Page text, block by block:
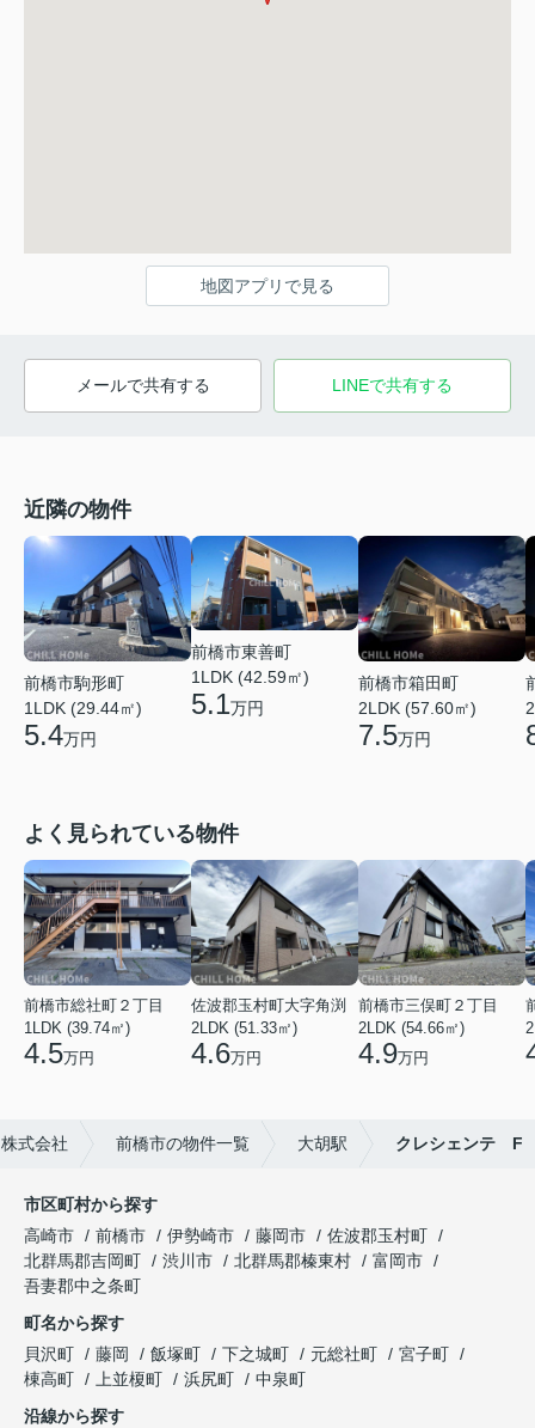
地図アプリで見る
メールで共有する LINEで共有する
近隣の物件
前橋市駒形町
1LDK (29.44㎡)
5.4万円
前橋市東善町
1LDK (42.59㎡)
5.1万円
前橋市箱田町
2LDK (57.60㎡)
7.5万円
よく見られている物件
前橋市総社町２丁目
1LDK (39.74㎡)
4.5万円
佐波郡玉村町大字角渕
2LDK (51.33㎡)
4.6万円
前橋市三俣町２丁目
2LDK (54.66㎡)
4.9万円
式会社 前橋市の物件一覧 大胡駅 クレシェンテ F
市区町村から探す
高崎市
前橋市 伊勢崎市 藤岡市
佐波郡玉村町
北群馬郡吉岡町
渋川市 北群馬郡榛東村
富岡市
吾妻郡中之条町
町名から探す
貝沢町
藤岡 飯塚町 下之城町 元総社町
宮子町
棟高町
上並榎町 浜尻町
中泉町
沿線から探す